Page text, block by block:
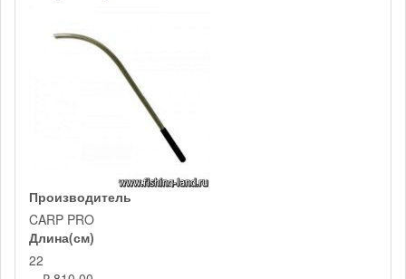
Производитель
CARP PRO
Длина(см)
22